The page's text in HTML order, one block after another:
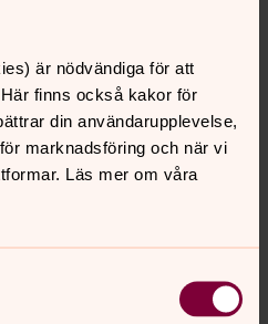
är nödvändiga för att
finns också kakor för
din användarupplevelse,
marknadsföring och när vi
Läs mer om våra
044-34 60 00